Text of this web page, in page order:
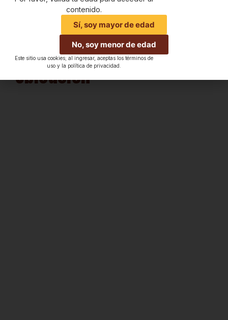
Ubicación
contenido.
Sí, soy mayor de edad
No, soy menor de edad
Este sitio usa cookies; al ingresar, aceptas los términos de
uso y la política de privacidad.